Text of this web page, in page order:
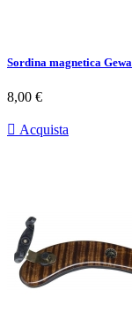
Sordina magnetica Gewa
Prezzo
8,00 €
 Acquista